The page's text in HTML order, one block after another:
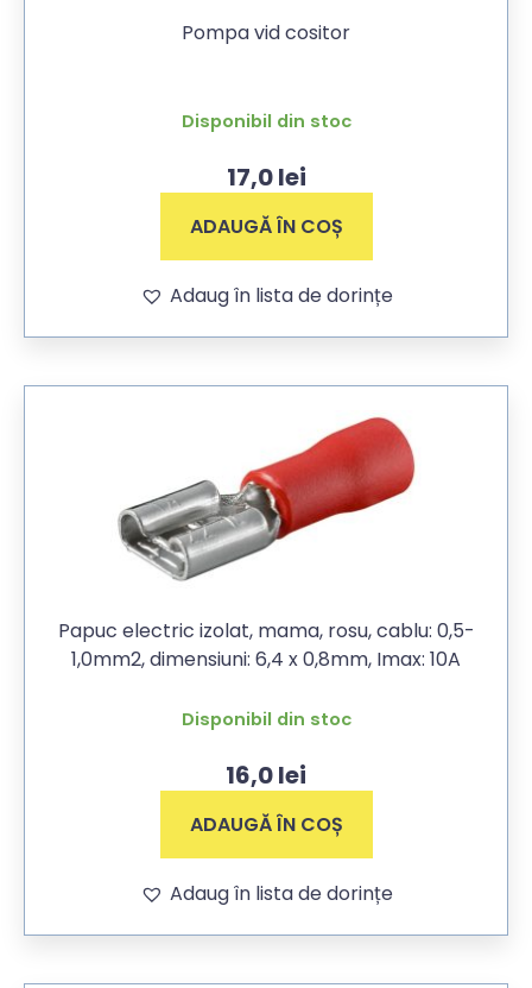
Pompa vid cositor
Disponibil din stoc
17,0lei
ADAUGĂ ÎN COȘ
Adaug în lista de dorințe
Papuc electric izolat, mama, rosu, cablu: 0,5-
1,0mm2, dimensiuni: 6,4 x 0,8mm, Imax: 10A
Disponibil din stoc
16,0lei
ADAUGĂ ÎN COȘ
Adaug în lista de dorințe